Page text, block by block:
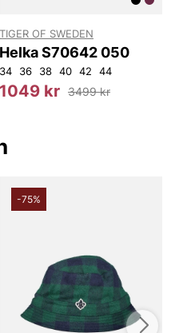
Besök oss även i vår
TIGER OF SWEDEN
Helka S70642 050
34 36 38 40 42 44
1049 kr 3499 kr
-75%